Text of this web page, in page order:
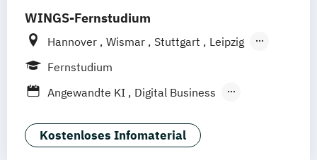
WINGS-Fernstudium
Hannover Wismar Stuttgart
Leipzig
Frankfurt am Main
Nürnberg
Fernstudium
Angewandte KI
Digital Business
IT-Forensik IT-Management & Consulting
IT-Sicherheit und Forensik
Kostenloses Infomaterial